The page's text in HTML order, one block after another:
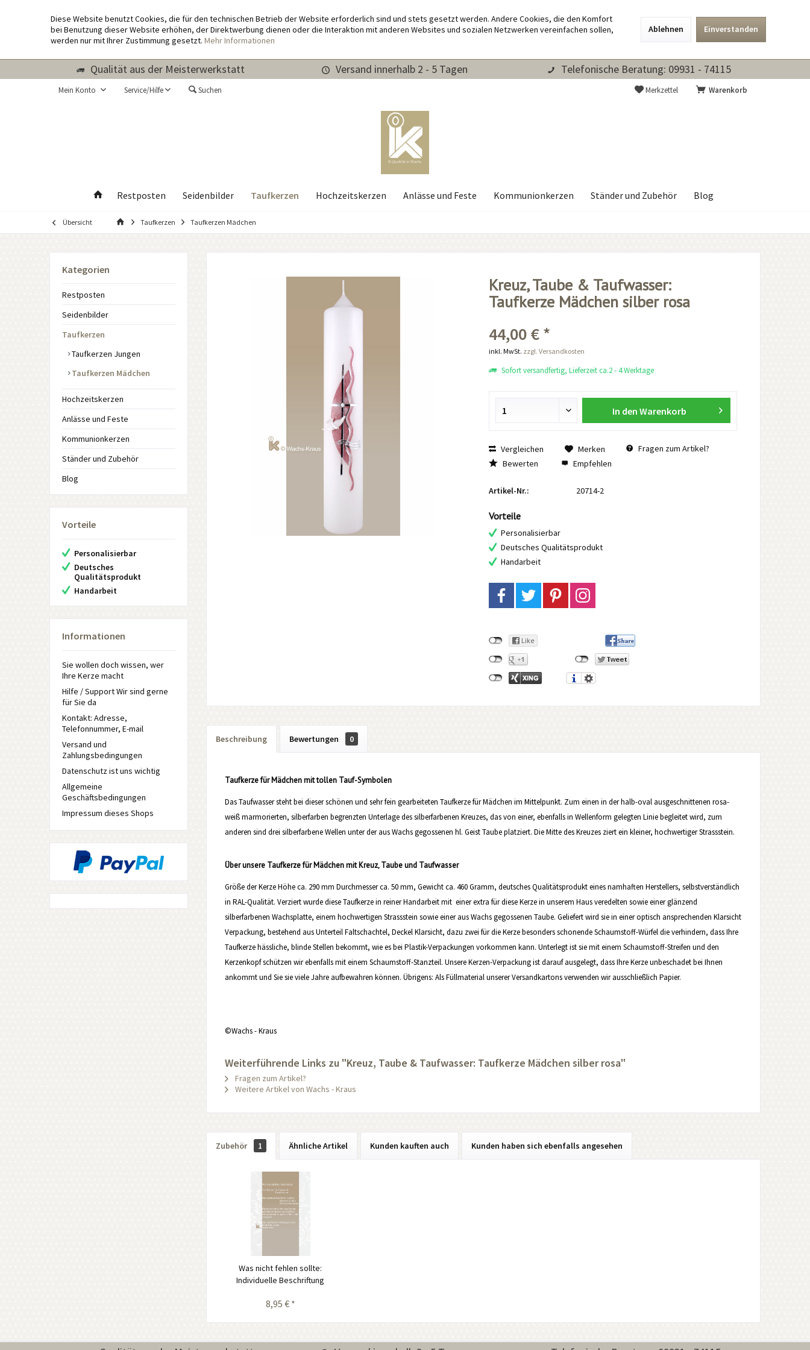
Diese Website benutzt Cookies, die für den technischen Betrieb der Website erforderlich sind und stets gesetzt werden. Andere Cookies, die den Komfort
bei Benutzung dieser Website erhöhen, der Direktwerbung dienen oder die Interaktion mit anderen Websites und sozialen Netzwerken vereinfachen sollen,
werden nur mit Ihrer Zustimmung gesetzt. Mehr Informationen
Ablehnen Einverstanden
Qualität aus der Meisterwerkstatt Versand innerhalb 2 - 5 Tagen Telefonische Beratung: 09931 - 74115
Warenkorb
Merkzettel
Mein Konto Service/Hilfe Suchen
Restposten Seidenbilder Taufkerzen Hochzeitskerzen Anlässe und Feste Kommunionkerzen Ständer und Zubehör Blog
Übersicht Taufkerzen Taufkerzen Mädchen
Kategorien
Restposten
Seidenbilder
Taufkerzen
Taufkerzen Jungen
Taufkerzen Mädchen
Hochzeitskerzen
Anlässe und Feste
Kommunionkerzen
Ständer und Zubehör
Blog
Vorteile
Personalisierbar
Deutsches
Qualitätsprodukt
Handarbeit
Informationen
Sie wollen doch wissen, wer
Ihre Kerze macht
Hilfe / Support Wir sind gerne
für Sie da
Kontakt: Adresse,
Telefonnummer, E-mail
Versand und
Zahlungsbedingungen
Datenschutz ist uns wichtig
Allgemeine
Geschäftsbedingungen
Impressum dieses Shops
Kreuz, Taube & Taufwasser:
Taufkerze Mädchen silber rosa
44,00 € *
inkl. MwSt. zzgl. Versandkosten
Sofort versandfertig, Lieferzeit ca.2 - 4 Werktage
In den Warenkorb
Vergleichen Merken
Fragen zum Artikel?
Bewerten
Empfehlen
Artikel-Nr.: 20714-2
Vorteile
Personalisierbar
Deutsches Qualitätsprodukt
Handarbeit
Beschreibung Bewertungen 0
Taufkerze für Mädchen mit tollen Tauf-Symbolen
Das Taufwasser steht bei dieser schönen und sehr fein gearbeiteten Taufkerze für Mädchen im Mittelpunkt. Zum einen in der halb-oval ausgeschnittenen rosa-
weiß marmorierten, silberfarben begrenzten Unterlage des silberfarbenen Kreuzes, das von einer, ebenfalls in Wellenform gelegten Linie begleitet wird, zum
anderen sind drei silberfarbene Wellen unter der aus Wachs gegossenen hl. Geist Taube platziert. Die Mitte des Kreuzes ziert ein kleiner, hochwertiger Strassstein.
Über unsere Taufkerze für Mädchen mit Kreuz, Taube und Taufwasser
Größe der Kerze Höhe ca. 290 mm Durchmesser ca. 50 mm, Gewicht ca. 460 Gramm, deutsches Qualitätsprodukt eines namhaften Herstellers, selbstverständlich
in RAL-Qualität. Verziert wurde diese Taufkerze in reiner Handarbeit mit einer extra für diese Kerze in unserem Haus veredelten sowie einer glänzend
silberfarbenen Wachsplatte, einem hochwertigen Strassstein sowie einer aus Wachs gegossenen Taube. Geliefert wird sie in einer optisch ansprechenden Klarsicht
Verpackung, bestehend aus Unterteil Faltschachtel, Deckel Klarsicht, dazu zwei für die Kerze besonders schonende Schaumstoff-Würfel die verhindern, dass Ihre
Taufkerze hässliche, blinde Stellen bekommt, wie es bei Plastik-Verpackungen vorkommen kann. Unterlegt ist sie mit einem Schaumstoff-Streifen und den
Kerzenkopf schützen wir ebenfalls mit einem Schaumstoff-Stanzteil. Unsere Kerzen-Verpackung ist darauf ausgelegt, dass Ihre Kerze unbeschadet bei Ihnen
ankommt und Sie sie viele Jahre aufbewahren können. Übrigens: Als Füllmaterial unserer Versandkartons verwenden wir ausschließlich Papier.
©Wachs - Kraus
Weiterführende Links zu "Kreuz, Taube & Taufwasser: Taufkerze Mädchen silber rosa"
Fragen zum Artikel?
Weitere Artikel von Wachs - Kraus
Zubehör 1 Ähnliche Artikel Kunden kauften auch Kunden haben sich ebenfalls angesehen
Was nicht fehlen sollte:
Individuelle Beschriftung
8,95 € *